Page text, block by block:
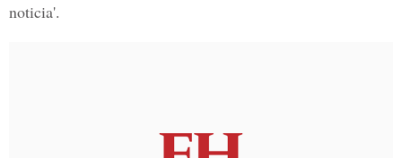
noticia'.